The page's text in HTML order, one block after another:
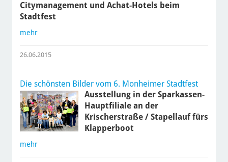
Citymanagement und Achat-Hotels beim
Stadtfest
mehr
26.06.2015
Die schönsten Bilder vom 6. Monheimer Stadtfest
Ausstellung in der Sparkassen-
Hauptfiliale an der
Krischerstraße / Stapellauf fürs
Klapperboot
mehr